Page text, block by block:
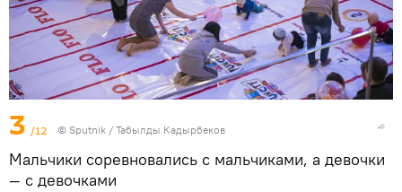
3 /12 © Sputnik / Табылды Кадырбеков
Мальчики соревновались с мальчиками, а девочки
— с девочками